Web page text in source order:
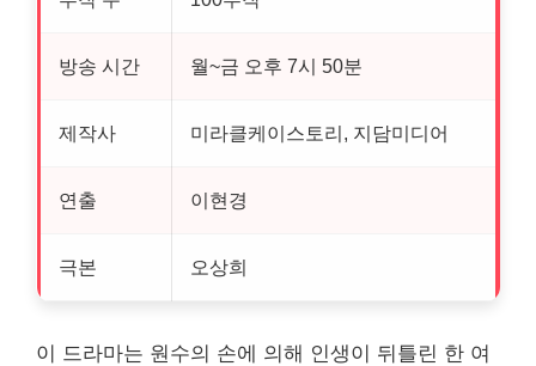
방송 시간 월~금 오후 7시 50분
제작사 미라클케이스토리, 지담미디어
연출 이현경
극본 오상희
이 드라마는 원수의 손에 의해 인생이 뒤틀린 한 여